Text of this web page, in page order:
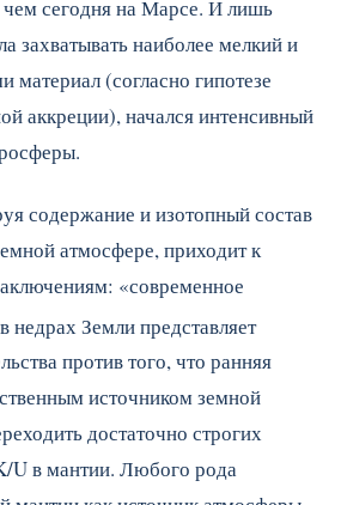
чем сегодня на Марсе. И лишь
захватывать наиболее мелкий и
(согласно гипотезе
аккреции), начался интенсивный
содержание и изотопный состав
атмосфере, приходит к
«современное
недрах Земли представляет
против того, что ранняя
источником земной
достаточно строгих
U в мантии. Любого рода